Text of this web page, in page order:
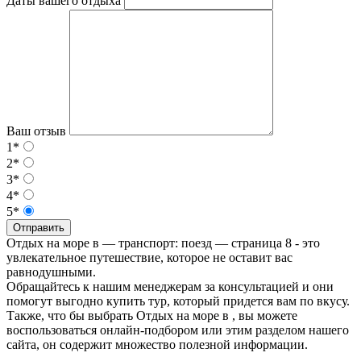
Ваш отзыв
1*
2*
3*
4*
5*
Отправить
Отдых на море в — транспорт: поезд — страница 8 - это
увлекательное путешествие, которое не оставит вас
равнодушными.
Обращайтесь к нашим менеджерам за консультацией и они
помогут выгодно купить тур, который придется вам по вкусу.
Также, что бы выбрать Отдых на море в , вы можете
воспользоваться онлайн-подбором или этим разделом нашего
сайта, он содержит множество полезной информации.